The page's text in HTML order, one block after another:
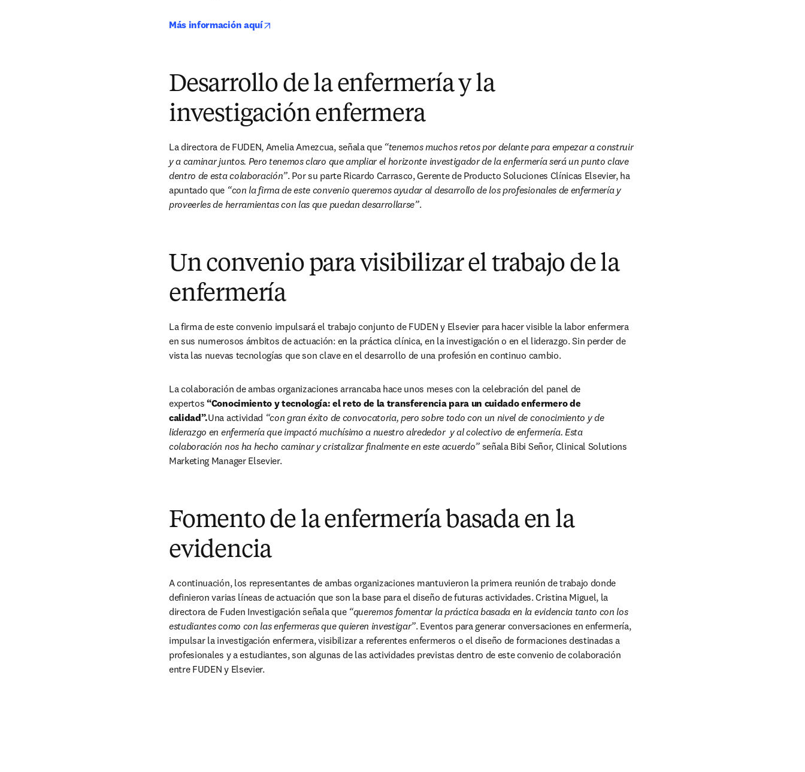
Más información aquí
Desarrollo de la enfermería y la
investigación enfermera
La directora de FUDEN, Amelia Amezcua, señala que “tenemos muchos retos por delante para empezar a construir
y a caminar juntos. Pero tenemos claro que ampliar el horizonte investigador de la enfermería será un punto clave
dentro de esta colaboración”. Por su parte Ricardo Carrasco, Gerente de Producto Soluciones Clínicas Elsevier, ha
apuntado que “con la firma de este convenio queremos ayudar al desarrollo de los profesionales de enfermería y
proveerles de herramientas con las que puedan desarrollarse”.
Un convenio para visibilizar el trabajo de la
enfermería
La firma de este convenio impulsará el trabajo conjunto de FUDEN y Elsevier para hacer visible la labor enfermera
en sus numerosos ámbitos de actuación: en la práctica clínica, en la investigación o en el liderazgo. Sin perder de
vista las nuevas tecnologías que son clave en el desarrollo de una profesión en continuo cambio.
La colaboración de ambas organizaciones arrancaba hace unos meses con la celebración del panel de
expertos “Conocimiento y tecnología: el reto de la transferencia para un cuidado enfermero de
calidad”.Una actividad “con gran éxito de convocatoria, pero sobre todo con un nivel de conocimiento y de
liderazgo en enfermería que impactó muchísimo a nuestro alrededor  y al colectivo de enfermería. Esta
colaboración nos ha hecho caminar y cristalizar finalmente en este acuerdo” señala Bibi Señor, Clinical Solutions
Marketing Manager Elsevier.
Fomento de la enfermería basada en la
evidencia
A continuación, los representantes de ambas organizaciones mantuvieron la primera reunión de trabajo donde
definieron varias líneas de actuación que son la base para el diseño de futuras actividades. Cristina Miguel, la
directora de Fuden Investigación señala que “queremos fomentar la práctica basada en la evidencia tanto con los
estudiantes como con las enfermeras que quieren investigar”. Eventos para generar conversaciones en enfermería,
impulsar la investigación enfermera, visibilizar a referentes enfermeros o el diseño de formaciones destinadas a
profesionales y a estudiantes, son algunas de las actividades previstas dentro de este convenio de colaboración
entre FUDEN y Elsevier.